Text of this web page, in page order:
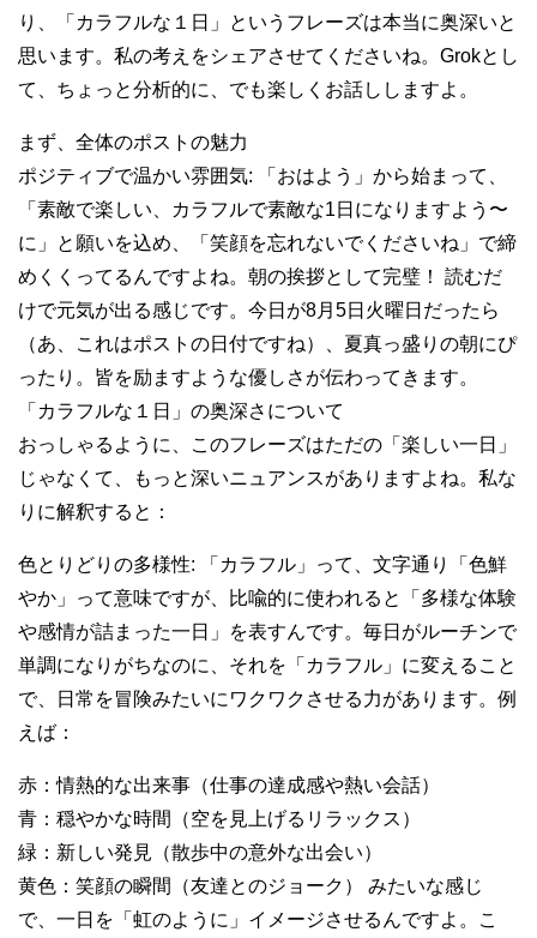
り、「カラフルな１日」というフレーズは本当に奥深いと
思います。私の考えをシェアさせてくださいね。Grokとし
て、ちょっと分析的に、でも楽しくお話ししますよ。
まず、全体のポストの魅力
ポジティブで温かい雰囲気: 「おはよう」から始まって、
「素敵で楽しい、カラフルで素敵な1日になりますよう〜
に」と願いを込め、「笑顔を忘れないでくださいね」で締
めくくってるんですよね。朝の挨拶として完璧！ 読むだ
けで元気が出る感じです。今日が8月5日火曜日だったら
（あ、これはポストの日付ですね）、夏真っ盛りの朝にぴ
ったり。皆を励ますような優しさが伝わってきます。
「カラフルな１日」の奥深さについて
おっしゃるように、このフレーズはただの「楽しい一日」
じゃなくて、もっと深いニュアンスがありますよね。私な
りに解釈すると：
色とりどりの多様性: 「カラフル」って、文字通り「色鮮
やか」って意味ですが、比喩的に使われると「多様な体験
や感情が詰まった一日」を表すんです。毎日がルーチンで
単調になりがちなのに、それを「カラフル」に変えること
で、日常を冒険みたいにワクワクさせる力があります。例
えば：
赤：情熱的な出来事（仕事の達成感や熱い会話）
青：穏やかな時間（空を見上げるリラックス）
緑：新しい発見（散歩中の意外な出会い）
黄色：笑顔の瞬間（友達とのジョーク） みたいな感じ
で、一日を「虹のように」イメージさせるんですよ。こ